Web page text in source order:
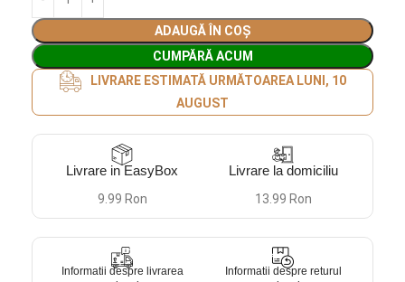
ADAUGĂ ÎN COȘ
CUMPĂRĂ ACUM
LIVRARE ESTIMATĂ URMĂTOAREA LUNI, 10
AUGUST
Livrare in EasyBox
9.99 Ron
Livrare la domiciliu
13.99 Ron
Informatii despre livrarea
Informatii despre returul